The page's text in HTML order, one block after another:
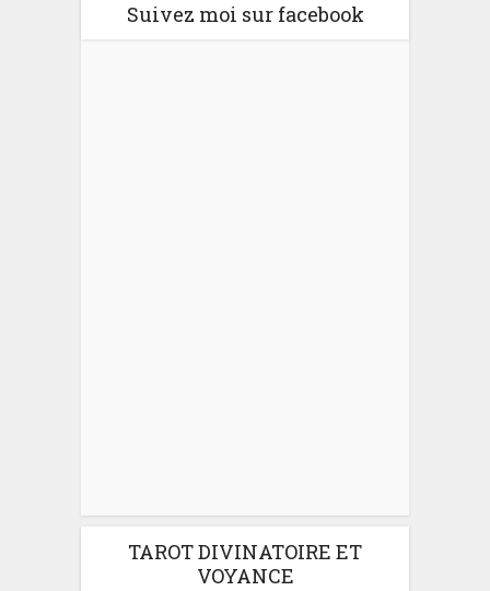
Suivez moi sur facebook
TAROT DIVINATOIRE ET
VOYANCE